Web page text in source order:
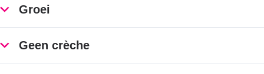
Groei
Geen crèche